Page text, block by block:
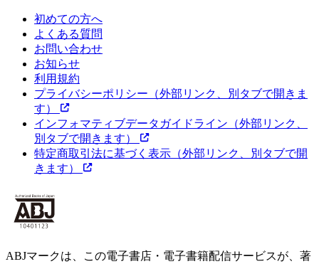
初めての方へ
よくある質問
お問い合わせ
お知らせ
利用規約
プライバシーポリシー （外部リンク、別タブで開きま
す）
インフォマティブデータガイドライン （外部リンク、
別タブで開きます）
特定商取引法に基づく表示 （外部リンク、別タブで開
きます）
ABJマークは、この電子書店・電子書籍配信サービスが、著